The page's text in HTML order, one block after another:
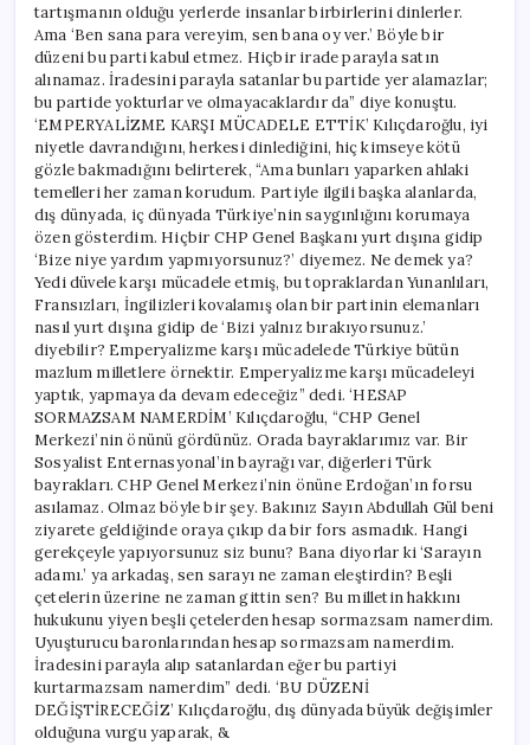
tartışmanın olduğu yerlerde insanlar birbirlerini dinlerler.
Ama ‘Ben sana para vereyim, sen bana oy ver.’ Böyle bir
düzeni bu parti kabul etmez. Hiçbir irade parayla satın
alınamaz. İradesini parayla satanlar bu partide yer alamazlar;
bu partide yokturlar ve olmayacaklardır da” diye konuştu.
‘EMPERYALİZME KARŞI MÜCADELE ETTİK’ Kılıçdaroğlu, iyi
niyetle davrandığını, herkesi dinlediğini, hiç kimseye kötü
gözle bakmadığını belirterek, “Ama bunları yaparken ahlaki
temelleri her zaman korudum. Partiyle ilgili başka alanlarda,
dış dünyada, iç dünyada Türkiye’nin saygınlığını korumaya
özen gösterdim. Hiçbir CHP Genel Başkanı yurt dışına gidip
‘Bize niye yardım yapmıyorsunuz?’ diyemez. Ne demek ya?
Yedi düvele karşı mücadele etmiş, bu topraklardan Yunanlıları,
Fransızları, İngilizleri kovalamış olan bir partinin elemanları
nasıl yurt dışına gidip de ‘Bizi yalnız bırakıyorsunuz.’
diyebilir? Emperyalizme karşı mücadelede Türkiye bütün
mazlum milletlere örnektir. Emperyalizme karşı mücadeleyi
yaptık, yapmaya da devam edeceğiz” dedi. ‘HESAP
SORMAZSAM NAMERDİM’ Kılıçdaroğlu, “CHP Genel
Merkezi’nin önünü gördünüz. Orada bayraklarımız var. Bir
Sosyalist Enternasyonal’in bayrağı var, diğerleri Türk
bayrakları. CHP Genel Merkezi’nin önüne Erdoğan’ın forsu
asılamaz. Olmaz böyle bir şey. Bakınız Sayın Abdullah Gül beni
ziyarete geldiğinde oraya çıkıp da bir fors asmadık. Hangi
gerekçeyle yapıyorsunuz siz bunu? Bana diyorlar ki ‘Sarayın
adamı.’ ya arkadaş, sen sarayı ne zaman eleştirdin? Beşli
çetelerin üzerine ne zaman gittin sen? Bu milletin hakkını
hukukunu yiyen beşli çetelerden hesap sormazsam namerdim.
Uyuşturucu baronlarından hesap sormazsam namerdim.
İradesini parayla alıp satanlardan eğer bu partiyi
kurtarmazsam namerdim” dedi. ‘BU DÜZENİ
DEĞİŞTİRECEĞİZ’ Kılıçdaroğlu, dış dünyada büyük değişimler
olduğuna vurgu yaparak, &